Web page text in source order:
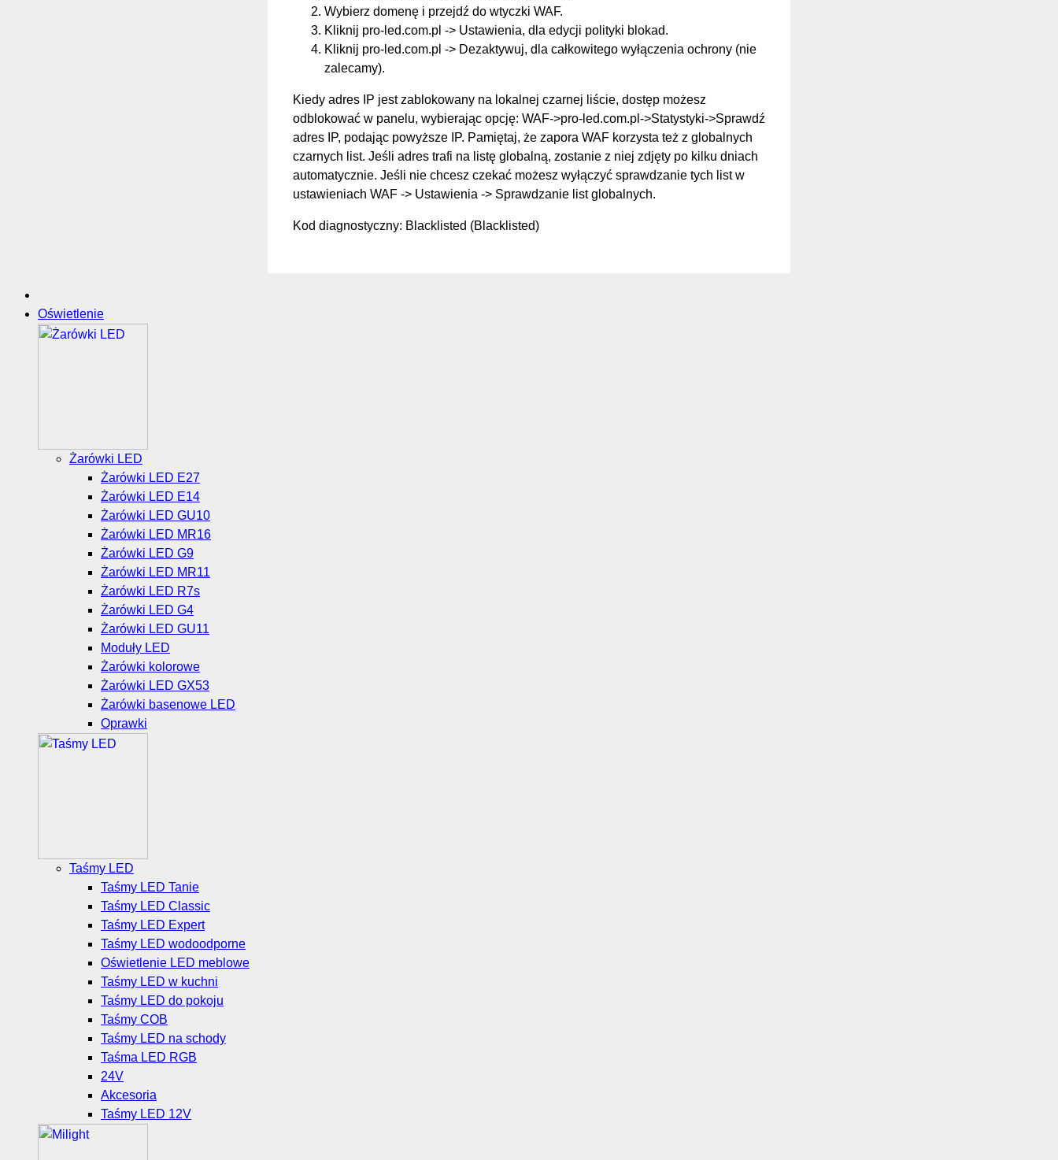
Wybierz domenę i przejdź do wtyczki WAF.
Kliknij pro-led.com.pl -> Ustawienia, dla edycji polityki blokad.
Kliknij pro-led.com.pl -> Dezaktywuj, dla całkowitego wyłączenia ochrony (nie
zalecamy).
Kiedy adres IP jest zablokowany na lokalnej czarnej liście, dostęp możesz
odblokować w panelu, wybierając opcję: WAF->pro-led.com.pl->Statystyki->Sprawdź
adres IP, podając powyższe IP. Pamiętaj, że zapora WAF korzysta też z globalnych
czarnych list. Jeśli adres trafi na listę globalną, zostanie z niej zdjęty po kilku dniach
automatycznie. Jeśli nie chcesz czekać możesz wyłączyć sprawdzanie tych list w
ustawieniach WAF -> Ustawienia -> Sprawdzanie list globalnych.
Kod diagnostyczny: Blacklisted (Blacklisted)
Oświetlenie
Żarówki LED
Żarówki LED E27
Żarówki LED E14
Żarówki LED GU10
Żarówki LED MR16
Żarówki LED G9
Żarówki LED MR11
Żarówki LED R7s
Żarówki LED G4
Żarówki LED GU11
Moduły LED
Żarówki kolorowe
Żarówki LED GX53
Żarówki basenowe LED
Oprawki
Taśmy LED
Taśmy LED Tanie
Taśmy LED Classic
Taśmy LED Expert
Taśmy LED wodoodporne
Oświetlenie LED meblowe
Taśmy LED w kuchni
Taśmy LED do pokoju
Taśmy COB
Taśmy LED na schody
Taśma LED RGB
24V
Akcesoria
Taśmy LED 12V